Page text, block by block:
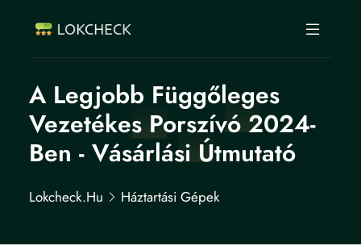
A Legjobb Függőleges
Vezetékes Porszívó 2024-
Ben - Vásárlási Útmutató
Lokcheck.hu Háztartási Gépek